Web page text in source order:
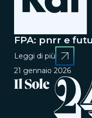
FPA: pnrr e
Leggi di più
21 gennaio 2026